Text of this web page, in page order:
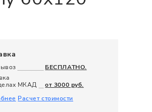
БЕСПЛАТНО.
МКАД
от 3000 руб.
Расчет стоимости